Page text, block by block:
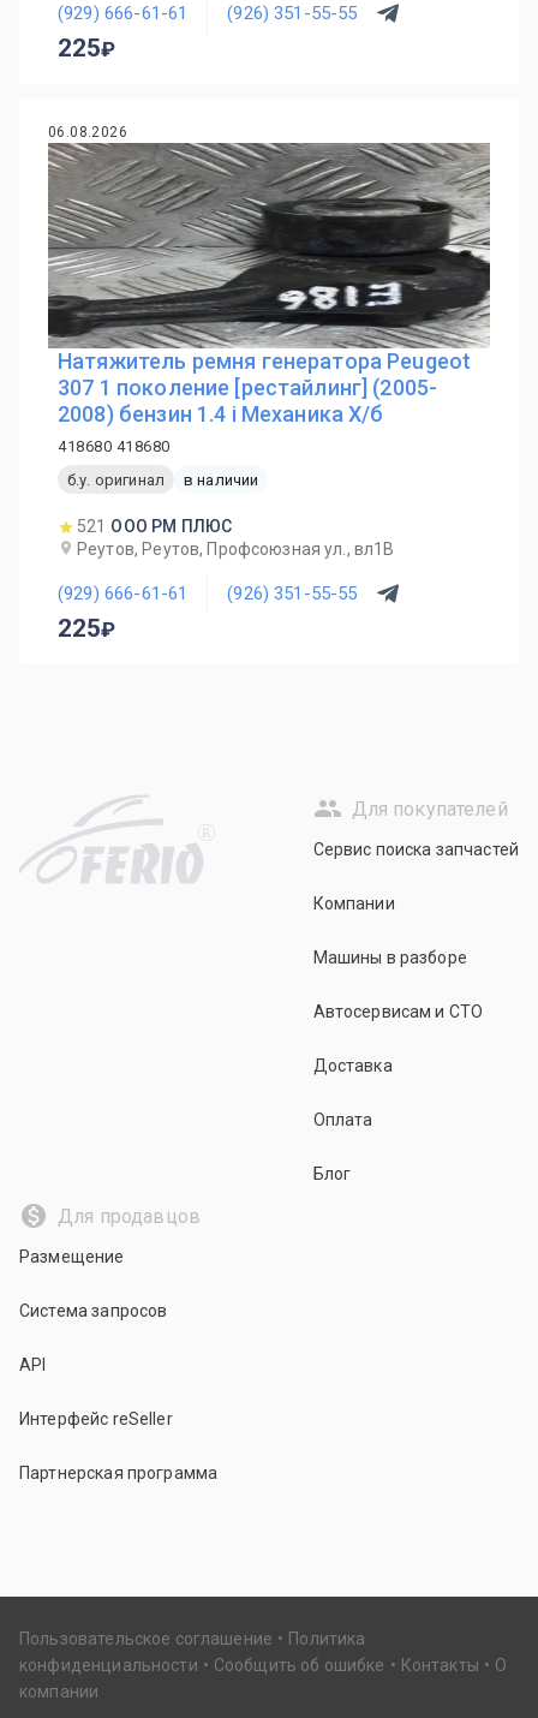
(929) 666-61-61 (926) 351-55-55
225
06.08.2026
Натяжитель ремня генератора Peugeot
307 1 поколение [рестайлинг] (2005-
2008) бензин 1.4 i Механика Х/б
418680 418680
б.у. оригинал
в наличии
521 ООО РМ ПЛЮС
Реутов, Реутов, Профсоюзная ул., вл1В
(929) 666-61-61 (926) 351-55-55
225
R
Для покупателей
Сервис поиска запчастей
Компании
Машины в разборе
Автосервисам и СТО
Доставка
Оплата
Блог
Для продавцов
Размещение
Система запросов
API
Интерфейс reSeller
Партнерская программа
Пользовательское соглашение
Политика
конфиденциальности
Сообщить об ошибке Контакты
О
компании